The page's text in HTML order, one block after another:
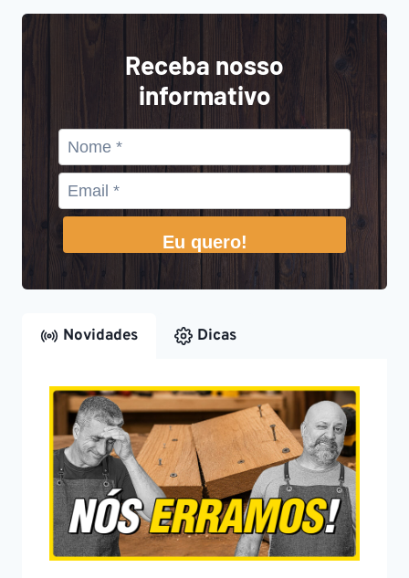
Receba nosso
informativo
Eu quero!
Novidades Dicas